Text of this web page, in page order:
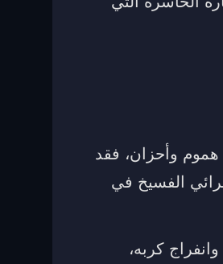
وأحزان، فقد
الفسيخ في
كربه،